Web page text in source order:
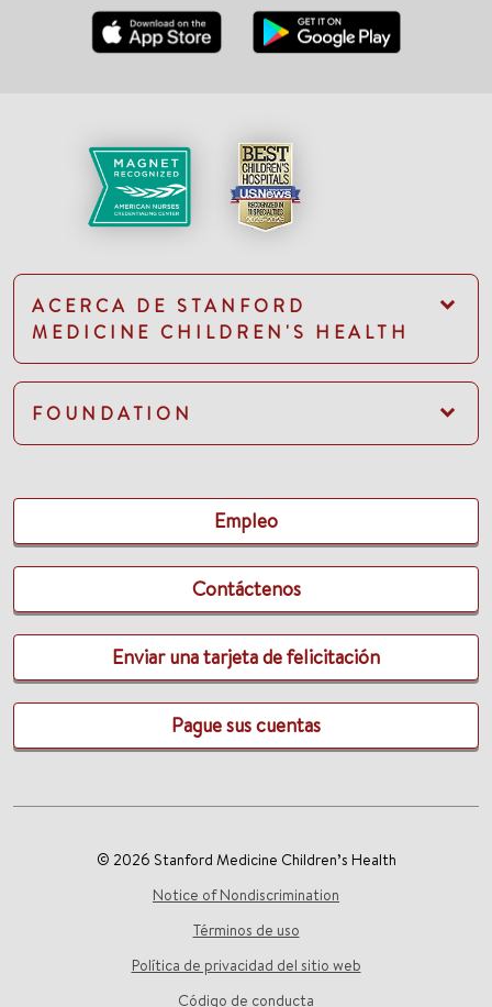
ACERCA DE STANFORD
MEDICINE CHILDREN'S HEALTH
FOUNDATION
Empleo
Contáctenos
Enviar una tarjeta de felicitación
Pague sus cuentas
© 2026 Stanford Medicine Children’s Health
Notice of Nondiscrimination
Términos de uso
Política de privacidad del sitio web
Código de conducta